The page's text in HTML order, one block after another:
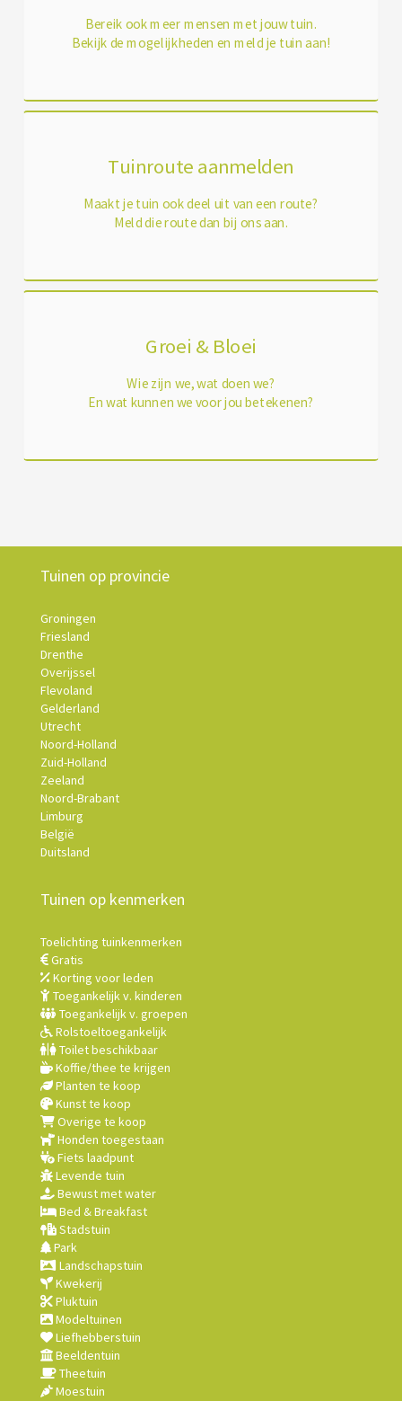
Bereik ook meer mensen met jouw tuin.
Bekijk de mogelijkheden en meld je tuin aan!
Tuinroute aanmelden
Maakt je tuin ook deel uit van een route?
Meld die route dan bij ons aan.
Groei & Bloei
Wie zijn we, wat doen we?
En wat kunnen we voor jou betekenen?
Tuinen op provincie
Groningen
Friesland
Drenthe
Overijssel
Flevoland
Gelderland
Utrecht
Noord-Holland
Zuid-Holland
Zeeland
Noord-Brabant
Limburg
België
Duitsland
Tuinen op kenmerken
Toelichting tuinkenmerken
Gratis
Korting voor leden
Toegankelijk v. kinderen
Toegankelijk v. groepen
Rolstoeltoegankelijk
Toilet beschikbaar
Koffie/thee te krijgen
Planten te koop
Kunst te koop
Overige te koop
Honden toegestaan
Fiets laadpunt
Levende tuin
Bewust met water
Bed & Breakfast
Stadstuin
Park
Landschapstuin
Kwekerij
Pluktuin
Modeltuinen
Liefhebberstuin
Beeldentuin
Theetuin
Moestuin